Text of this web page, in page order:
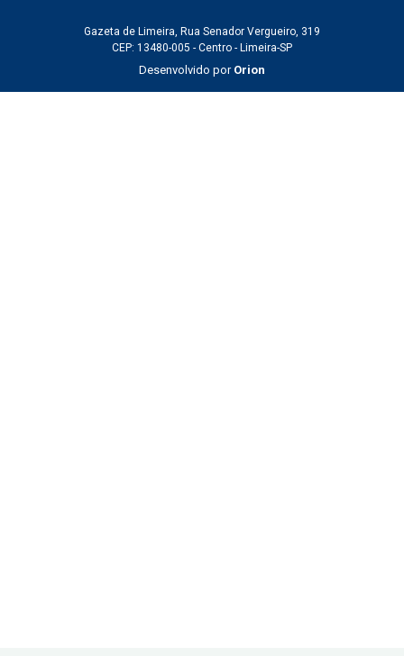
Gazeta de Limeira, Rua Senador Vergueiro, 319
CEP: 13480-005 - Centro - Limeira-SP
Desenvolvido por Orion